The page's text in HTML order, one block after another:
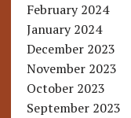
February 2024
January 2024
December 2023
November 2023
October 2023
September 2023